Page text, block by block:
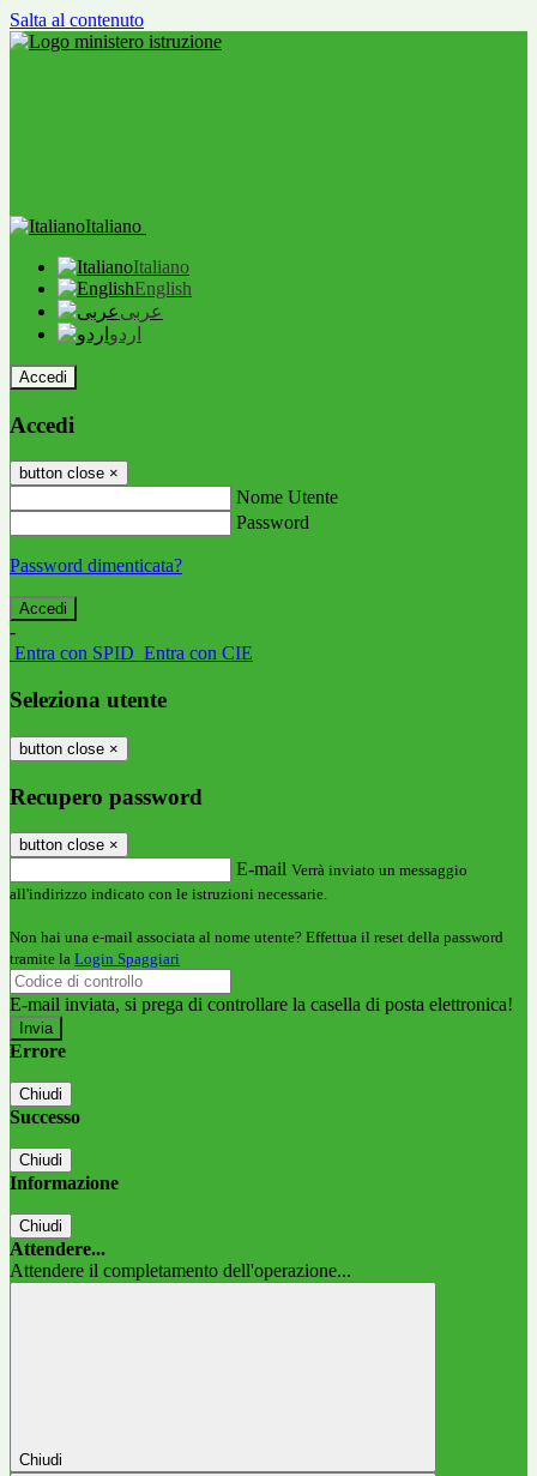
Salta al contenuto
Italiano
Italiano
English
عربى
اردو
Accedi
Accedi
button close ×
Nome Utente
Password
Password dimenticata?
-
Entra con SPID Entra con CIE
Seleziona utente
button close ×
Recupero password
button close ×
E-mail Verrà inviato un messaggio
all'indirizzo indicato con le istruzioni necessarie.
Non hai una e-mail associata al nome utente? Effettua il reset della password
tramite la Login Spaggiari
E-mail inviata, si prega di controllare la casella di posta elettronica!
Errore
Chiudi
Successo
Chiudi
Informazione
Chiudi
Attendere...
Attendere il completamento dell'operazione...
Chiudi